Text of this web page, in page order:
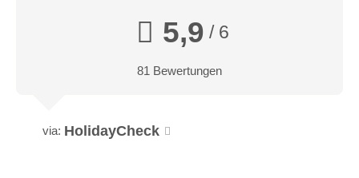
5,9 / 6
81 Bewertungen
via: HolidayCheck